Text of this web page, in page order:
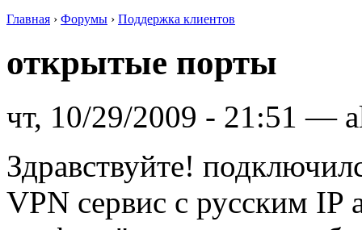
Главная › Форумы › Поддержка клиентов
открытые порты
чт, 10/29/2009 - 21:51 —
Здравствуйте!
VPN сервис с русским IP